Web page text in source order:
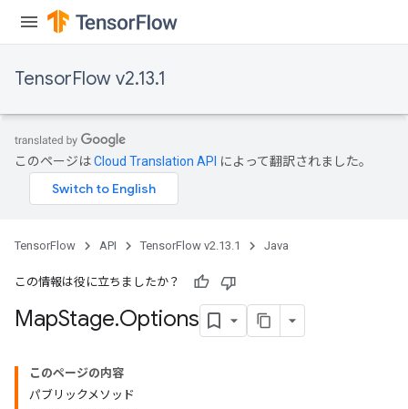
TensorFlow v2.13.1
このページはCloud Translation API によって翻訳されました。
TensorFlow API TensorFlow v2.13.1 Java
この情報は役に立ちましたか？
MapStage.Options
このページの内容
パブリックメソッド